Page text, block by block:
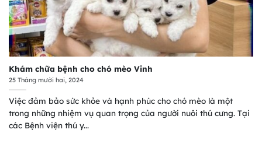
Khám chữa bệnh cho chó mèo Vinh
25 Tháng mười hai, 2024
Việc đảm bảo sức khỏe và hạnh phúc cho chó mèo là một
trong những nhiệm vụ quan trọng của người nuôi thú cưng. Tại
các Bệnh viện thú y...